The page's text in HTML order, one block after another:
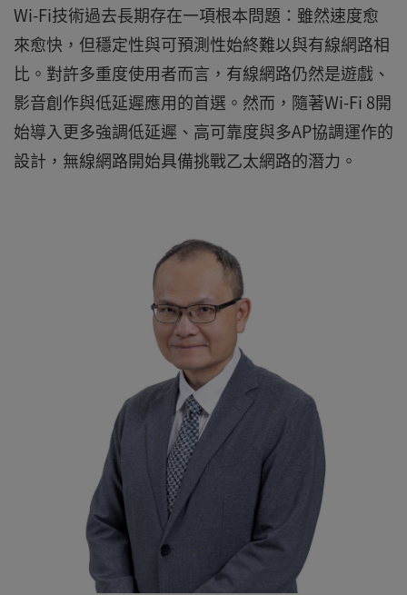
Wi-Fi技術過去長期存在一項根本問題：雖然速度愈
來愈快，但穩定性與可預測性始終難以與有線網路相
比。對許多重度使用者而言，有線網路仍然是遊戲、
影音創作與低延遲應用的首選。然而，隨著Wi-Fi 8開
始導入更多強調低延遲、高可靠度與多AP協調運作的
設計，無線網路開始具備挑戰乙太網路的潛力。